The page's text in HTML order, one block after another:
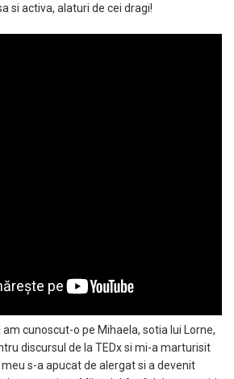
si activa, alaturi de cei dragi!
cunoscut-o pe Mihaela, sotia lui Lorne,
discursul de la TEDx si mi-a marturisit
meu s-a apucat de alergat si a devenit